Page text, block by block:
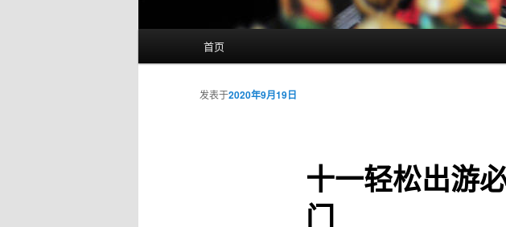
首页
十一轻松出游
门
发表于2020年9月19日